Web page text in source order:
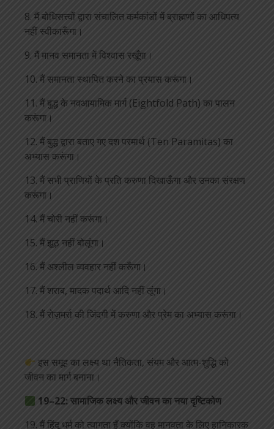
8. मैं बोधिसत्त्वों द्वारा संचालित कर्मकांडों में ब्राह्मणों का आधिपत्य
नहीं स्वीकारूँगा।
9. मैं मानव समानता में विश्वास रखूँगा।
10. मैं समानता स्थापित करने का प्रयास करूंगा।
11. मैं बुद्ध के नवआयामिक मार्ग (Eightfold Path) का पालन
करूंगा।
12. मैं बुद्ध द्वारा बताए गए दश परमार्थ (Ten Paramitas) का
अभ्यास करूंगा।
13. मैं सभी प्राणियों के प्रति करुणा दिखाऊँगा और उनका संरक्षण
करूंगा।
14. मैं चोरी नहीं करूंगा।
15. मैं झूठ नहीं बोलूंगा।
16. मैं अश्लील व्यवहार नहीं करूँगा।
17. मैं शराब, मादक पदार्थ आदि नहीं लूंगा।
18. मैं रोज़मर्रा की जिंदगी में करुणा और प्रेम का अभ्यास करूंगा।
इस समूह का लक्ष्य था नैतिकता, संयम और आत्म-शुद्धि को
जीवन का मार्ग बनाना।
19–22: सामाजिक लक्ष्य और जीवन का नया दृष्टिकोण
19. मैं हिंदू धर्म को त्यागता हूँ क्योंकि वह मानवता के लिए हानिकारक